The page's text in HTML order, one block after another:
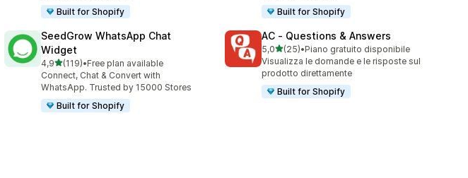
Built for Shopify
Built for Shopify
SeedGrow WhatsApp Chat
Widget
4,9stelle su 5
(119)
119 recensioni totali
•Free plan available
Connect, Chat & Convert with
WhatsApp. Trusted by 15000 Stores
Built for Shopify
AC ‑ Questions & Answers
5,0stelle su 5
(25)
25 recensioni totali
•Piano gratuito disponibile
Visualizza le domande e le risposte sul
prodotto direttamente
Built for Shopify